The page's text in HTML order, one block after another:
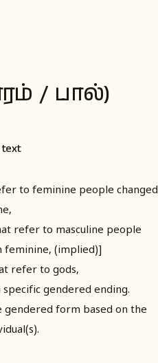
/ பால்)
text
to feminine people changed
refer to masculine people
feminine, (implied)]
refer to gods,
specific gendered ending.
gendered form based on the